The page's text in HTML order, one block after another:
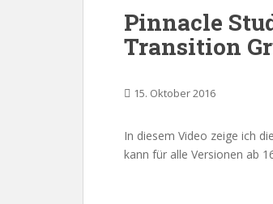
Pinnacle
Transition
15. Oktober 2016
In diesem Video zeige ich
kann für alle Versionen ab